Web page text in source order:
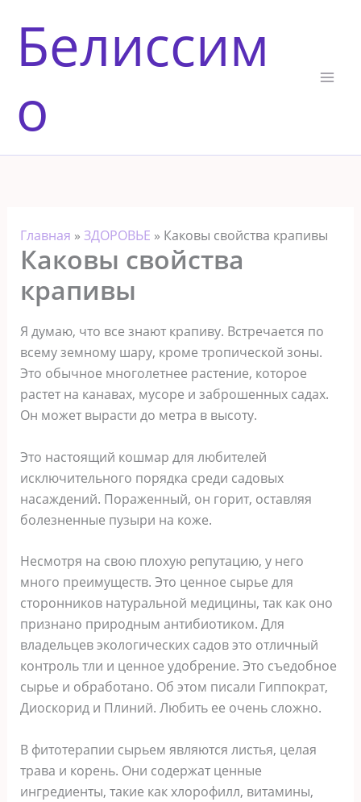
содержимому
Белиссим
о
Главная » ЗДОРОВЬЕ » Каковы свойства крапивы
Каковы свойства
крапивы
Я думаю, что все знают крапиву. Встречается по
всему земному шару, кроме тропической зоны.
Это обычное многолетнее растение, которое
растет на канавах, мусоре и заброшенных садах.
Он может вырасти до метра в высоту.
Это настоящий кошмар для любителей
исключительного порядка среди садовых
насаждений. Пораженный, он горит, оставляя
болезненные пузыри на коже.
Несмотря на свою плохую репутацию, у него
много преимуществ. Это ценное сырье для
сторонников натуральной медицины, так как оно
признано природным антибиотиком. Для
владельцев экологических садов это отличный
контроль тли и ценное удобрение. Это съедобное
сырье и обработано. Об этом писали Гиппократ,
Диоскорид и Плиний. Любить ее очень сложно.
В фитотерапии сырьем являются листья, целая
трава и корень. Они содержат ценные
ингредиенты, такие как хлорофилл, витамины,